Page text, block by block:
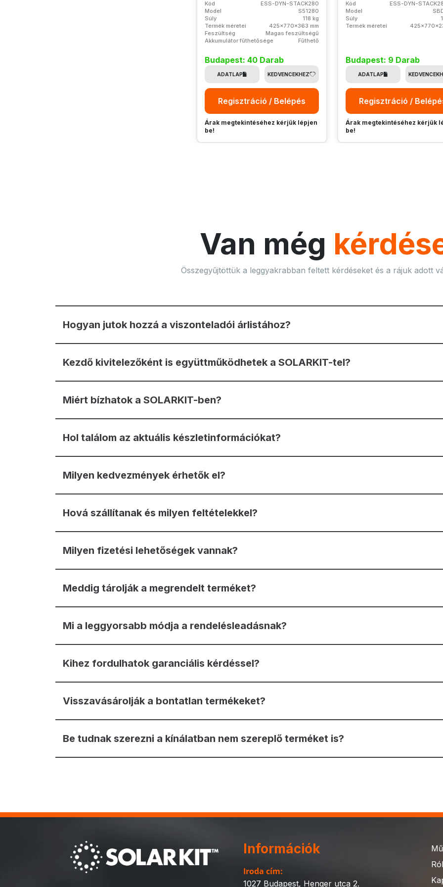
Kód
ESS-DYN-STACK280
Model
S51280
Súly
118 kg
Termék méretei
425x770x363 mm
Feszültség
Magas feszültségű
Akkumulátor fűthetősége
Fűthető
Budapest: 40 Darab
ADATLAP KEDVENCEKHEZ
Regisztráció / Belépés
Árak megtekintéséhez kérjük lépjen
be!
Kód
ESS-DYN-
Model
Súly
Termék méretei
Budapest: 9 Darab
ADATLAP
Regisztráció /
Árak megtekintéséhez kérjük
be!
Van még
Összegyűjtöttük a leggyakrabban feltett kérdéseket és a rájuk adott
Hogyan jutok hozzá a viszonteladói árlistához?
Kezdő kivitelezőként is együttműködhetek a SOLARKIT-tel?
Miért bízhatok a SOLARKIT-ben?
Hol találom az aktuális készletinformációkat?
Milyen kedvezmények érhetők el?
Hová szállítanak és milyen feltételekkel?
Milyen fizetési lehetőségek vannak?
Meddig tárolják a megrendelt terméket?
Mi a leggyorsabb módja a rendelésleadásnak?
Kihez fordulhatok garanciális kérdéssel?
Visszavásárolják a bontatlan termékeket?
Be tudnak szerezni a kínálatban nem szereplő terméket is?
Információk
Iroda cím:
1027 Budapest, Henger utca 2.